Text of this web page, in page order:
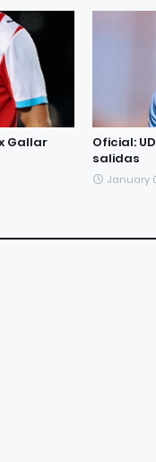
Gallar
Oficial:
salidas
January